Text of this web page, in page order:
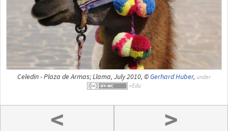
Celedin - Plaza de Armas; Llama, July 2010, ©Gerhard Huber, under
< >